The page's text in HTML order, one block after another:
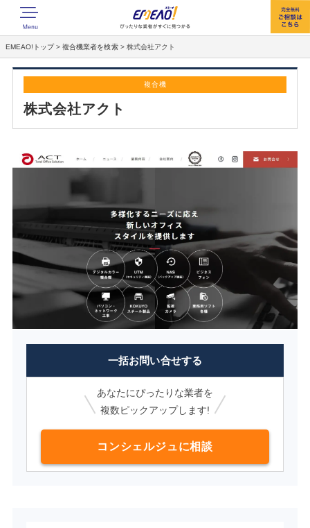
EMEAO!トップ >複合機業者を検索 > 株式会社アクト
複合機
株式会社アクト
一括お問い合せする
あなたにぴったりな業者を
複数ピックアップします!
コンシェルジュに相談